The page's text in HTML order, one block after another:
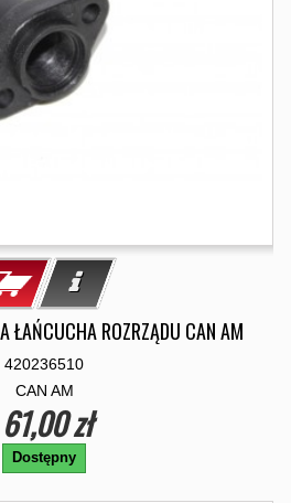
ŁAŃCUCHA ROZRZĄDU CAN AM
420236510
CAN AM
61,00 zł
Dostępny